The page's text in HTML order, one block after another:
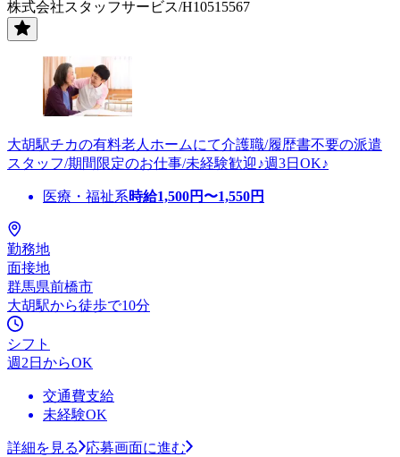
株式会社スタッフサービス/H10515567
大胡駅チカの有料老人ホームにて介護職/履歴書不要の派遣
スタッフ/期間限定のお仕事/未経験歓迎♪週3日OK♪
医療・福祉系時給1,500円〜1,550円
勤務地
面接地
群馬県前橋市
大胡駅から徒歩で10分
シフト
週2日からOK
交通費支給
未経験OK
詳細を見る
応募画面に進む